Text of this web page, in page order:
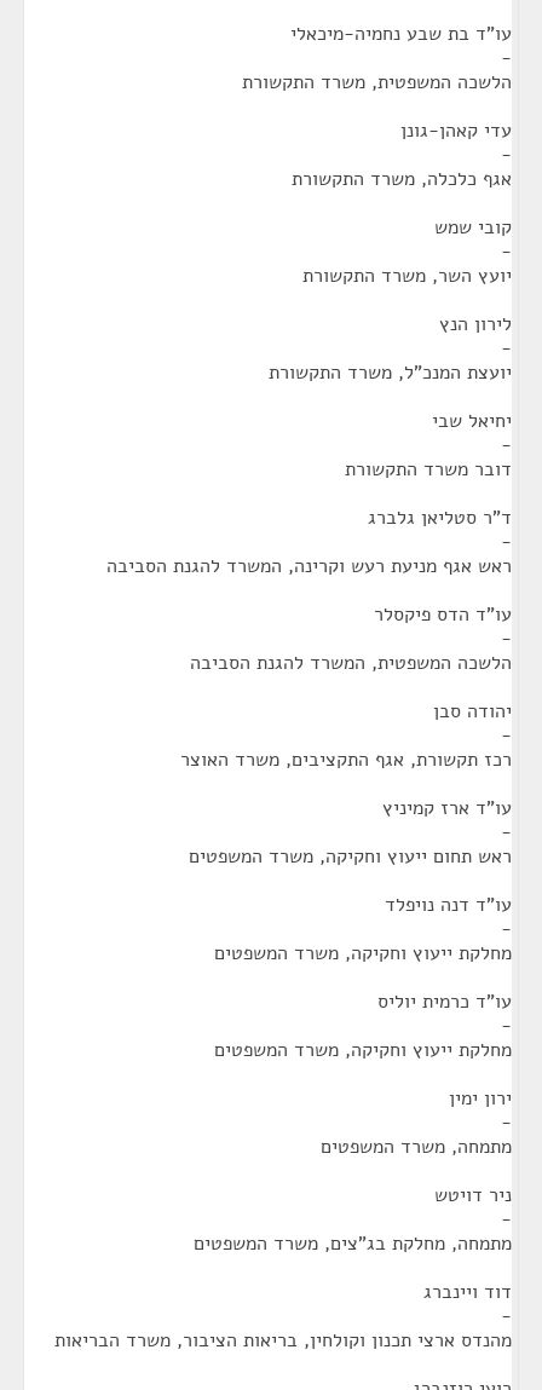
עו"ד בת שבע נחמיה-מיכאלי
-
הלשכה המשפטית, משרד התקשורת
עדי קאהן-גונן
-
אגף כלכלה, משרד התקשורת
קובי שמש
-
יועץ השר, משרד התקשורת
לירון הנץ
-
יועצת המנכ"ל, משרד התקשורת
יחיאל שבי
-
דובר משרד התקשורת
ד"ר סטליאן גלברג
-
ראש אגף מניעת רעש וקרינה, המשרד להגנת הסביבה
עו"ד הדס פיקסלר
-
הלשכה המשפטית, המשרד להגנת הסביבה
יהודה סבן
-
רכז תקשורת, אגף התקציבים, משרד האוצר
עו"ד ארז קמיניץ
-
ראש תחום ייעוץ וחקיקה, משרד המשפטים
עו"ד דנה נויפלד
-
מחלקת ייעוץ וחקיקה, משרד המשפטים
עו"ד כרמית יוליס
-
מחלקת ייעוץ וחקיקה, משרד המשפטים
ירון ימין
-
מתמחה, משרד המשפטים
ניר דויטש
-
מתמחה, מחלקת בג"צים, משרד המשפטים
דוד ויינברג
-
מהנדס ארצי תכנון וקולחין, בריאות הציבור, משרד הבריאות